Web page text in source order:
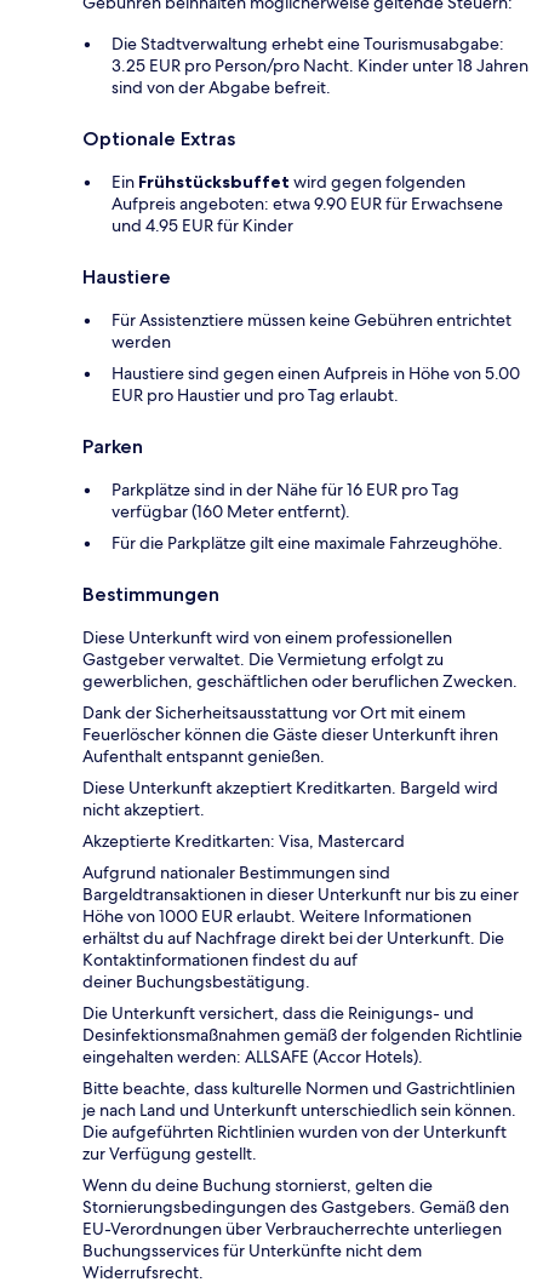
Die Stadtverwaltung erhebt eine Tourismusabgabe:
3.25 EUR pro Person/pro Nacht. Kinder unter 18 Jahren
sind von der Abgabe befreit.
Optionale Extras
Ein Frühstücksbuffet wird gegen folgenden
Aufpreis angeboten: etwa 9.90 EUR für Erwachsene
und 4.95 EUR für Kinder
Haustiere
Für Assistenztiere müssen keine Gebühren entrichtet
werden
Haustiere sind gegen einen Aufpreis in Höhe von 5.00
EUR pro Haustier und pro Tag erlaubt.
Parken
Parkplätze sind in der Nähe für 16 EUR pro Tag
verfügbar (160 Meter entfernt).
Für die Parkplätze gilt eine maximale Fahrzeughöhe.
Bestimmungen
Diese Unterkunft wird von einem professionellen
Gastgeber verwaltet. Die Vermietung erfolgt zu
gewerblichen, geschäftlichen oder beruflichen Zwecken.
Dank der Sicherheitsausstattung vor Ort mit einem
Feuerlöscher können die Gäste dieser Unterkunft ihren
Aufenthalt entspannt genießen.
Diese Unterkunft akzeptiert Kreditkarten. Bargeld wird
nicht akzeptiert.
Akzeptierte Kreditkarten: Visa, Mastercard
Aufgrund nationaler Bestimmungen sind
Bargeldtransaktionen in dieser Unterkunft nur bis zu einer
Höhe von 1000 EUR erlaubt. Weitere Informationen
erhältst du auf Nachfrage direkt bei der Unterkunft. Die
Kontaktinformationen findest du auf
deiner Buchungsbestätigung.
Die Unterkunft versichert, dass die Reinigungs- und
Desinfektionsmaßnahmen gemäß der folgenden Richtlinie
eingehalten werden: ALLSAFE (Accor Hotels).
Bitte beachte, dass kulturelle Normen und Gastrichtlinien
je nach Land und Unterkunft unterschiedlich sein können.
Die aufgeführten Richtlinien wurden von der Unterkunft
zur Verfügung gestellt.
Wenn du deine Buchung stornierst, gelten die
Stornierungsbedingungen des Gastgebers. Gemäß den
EU-Verordnungen über Verbraucherrechte unterliegen
Buchungsservices für Unterkünfte nicht dem
Widerrufsrecht.